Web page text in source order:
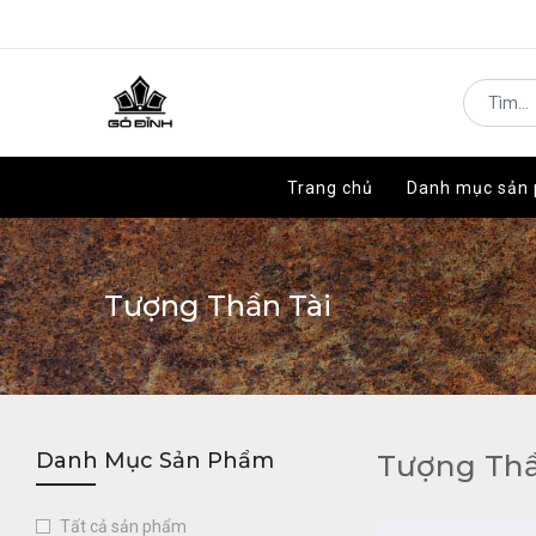
Trang chủ Danh mục sản
Trang chủ Danh mục sản
Tượng Thần Tài
Danh Mục Sản Phẩm
Tất cả sản phẩm
Tượng